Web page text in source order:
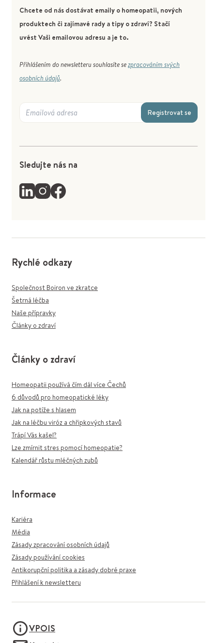
Chcete od nás dostávat emaily o homeopatii, nových
produktech či zajímavé rady a tipy o zdraví? Stačí
uvést Vaši emailovou adresu a je to.
Přihlášením do newsletteru souhlasíte sezpracováním svých
osobních údajů.
Registrovat se
Sledujte nás na
Rychlé odkazy
Společnost Boiron ve zkratce
Šetrná léčba
Naše přípravky
Články o zdraví
Články o zdraví
Homeopatii používá čím dál více Čechů
6 důvodů pro homeopatické léky
Jak na potíže s hlasem
Jak na léčbu viróz a chřipkových stavů
Trápí Vás kašel?
Lze zmírnit stres pomocí homeopatie?
Kalendář růstu mléčných zubů
Informace
Kariéra
Média
Zásady zpracování osobních údajů
Zásady používání cookies
Antikorupční politika a zásady dobré praxe
Přihlášení k newsletteru
VPOIS